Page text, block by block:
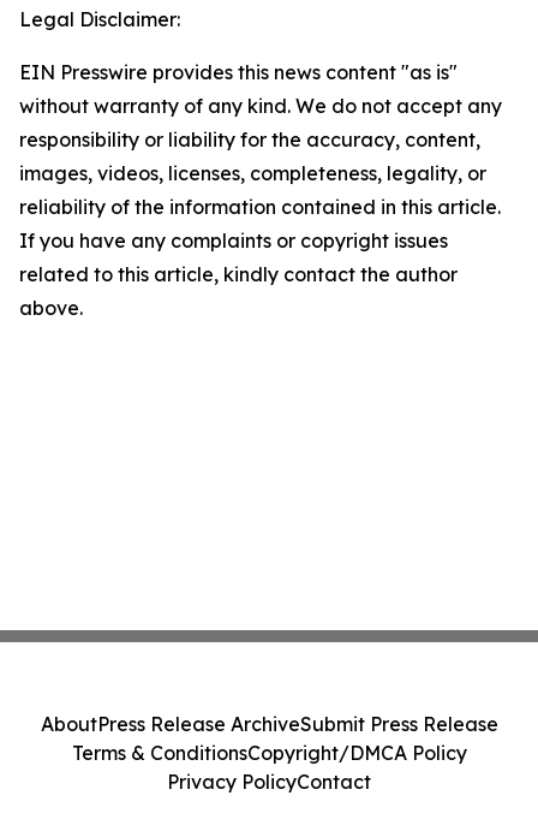
Legal Disclaimer:
EIN Presswire provides this news content "as is"
without warranty of any kind. We do not accept any
responsibility or liability for the accuracy, content,
images, videos, licenses, completeness, legality, or
reliability of the information contained in this article.
If you have any complaints or copyright issues
related to this article, kindly contact the author
above.
AboutPress Release ArchiveSubmit Press Release
Terms & ConditionsCopyright/DMCA Policy
Privacy PolicyContact